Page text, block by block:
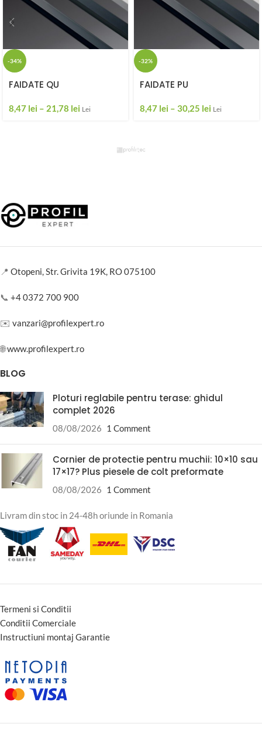
-34%
FAIDATE QU
8,47 lei – 21,78 lei Lei
-32%
FAIDATE PU
8,47 lei – 30,25 lei Lei
📍 Otopeni, Str. Grivita 19K, RO 075100
📞 +4 0372 700 900
✉️ vanzari@profilexpert.ro
🌐www.profilexpert.ro
BLOG
Ploturi reglabile pentru terase: ghidul
complet 2026
08/08/2026 1 Comment
Cornier de protectie pentru muchii: 10×10 sau
17×17? Plus piesele de colt preformate
08/08/2026 1 Comment
Livram din stoc in 24-48h oriunde in Romania
Termeni si Conditii
Conditii Comerciale
Instructiuni montaj Garantie